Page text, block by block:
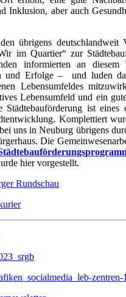
Inklusion, aber auch
übrigens deutschlandweit
im Quartier“ zur
informierten an
und Erfolge – und luden
Lebensumfeldes
Lebensumfeld und ein
Städtebauförderung ist eines
Komplettiert
uns in Neuburg übrigens
Die
hier vorgestellt.
Rundschau